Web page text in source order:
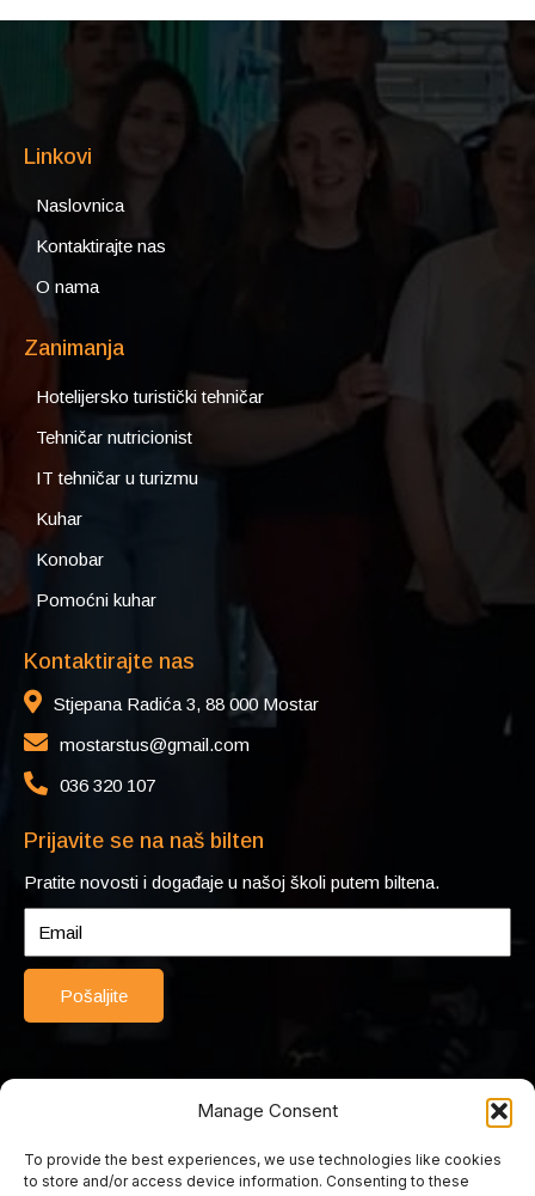
Manage Consent
To provide the best experiences, we use technologies like cookies
to store and/or access device information. Consenting to these
Linkovi
Naslovnica
Kontaktirajte nas
O nama
Zanimanja
Hotelijersko turistički tehničar
Tehničar nutricionist
IT tehničar u turizmu
Kuhar
Konobar
Pomoćni kuhar
Kontaktirajte nas
Stjepana Radića 3, 88 000 Mostar
mostarstus@gmail.com
036 320 107
Prijavite se na naš bilten
Pratite novosti i događaje u našoj školi putem biltena.
Pošaljite
© 2025 Srednja turističko-ugostiteljska škola Mostar. Sva prava